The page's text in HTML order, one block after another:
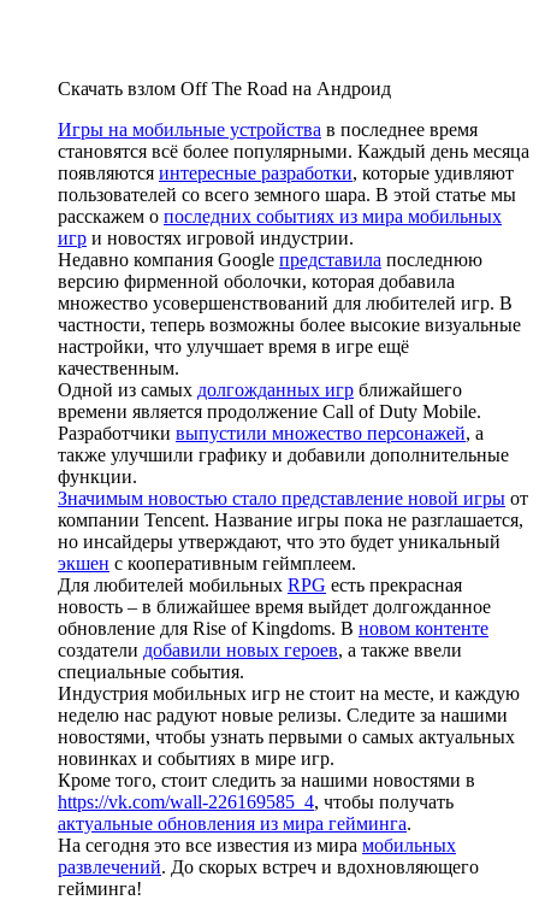
Скачать взлом Off The Road на Андроид
Игры на мобильные устройства в последнее время
становятся всё более популярными. Каждый день месяца
появляются интересные разработки, которые удивляют
пользователей со всего земного шара. В этой статье мы
расскажем о последних событиях из мира мобильных
игр и новостях игровой индустрии.
Недавно компания Google представила последнюю
версию фирменной оболочки, которая добавила
множество усовершенствований для любителей игр. В
частности, теперь возможны более высокие визуальные
настройки, что улучшает время в игре ещё
качественным.
Одной из самых долгожданных игр ближайшего
времени является продолжение Call of Duty Mobile.
Разработчики выпустили множество персонажей, а
также улучшили графику и добавили дополнительные
функции.
Значимым новостью стало представление новой игры от
компании Tencent. Название игры пока не разглашается,
но инсайдеры утверждают, что это будет уникальный
экшен с кооперативным геймплеем.
Для любителей мобильных RPG есть прекрасная
новость – в ближайшее время выйдет долгожданное
обновление для Rise of Kingdoms. В новом контенте
создатели добавили новых героев, а также ввели
специальные события.
Индустрия мобильных игр не стоит на месте, и каждую
неделю нас радуют новые релизы. Следите за нашими
новостями, чтобы узнать первыми о самых актуальных
новинках и событиях в мире игр.
Кроме того, стоит следить за нашими новостями в
https://vk.com/wall-226169585_4, чтобы получать
актуальные обновления из мира гейминга.
На сегодня это все известия из мира мобильных
развлечений. До скорых встреч и вдохновляющего
гейминга!